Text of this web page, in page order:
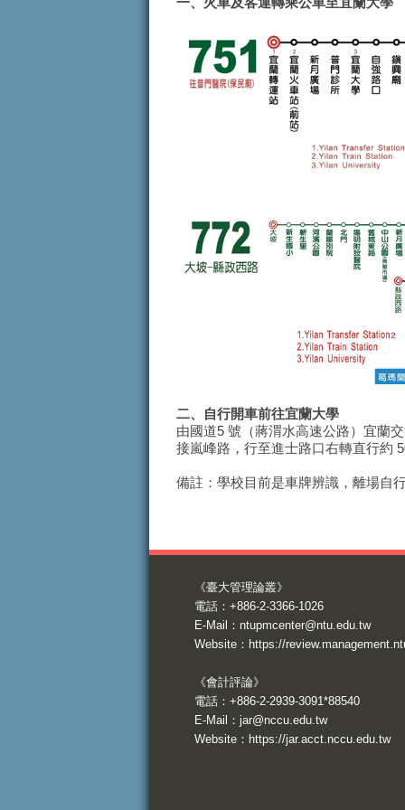
二、
自行開車前往宜蘭大學
由國道5 號（蔣渭水高速公路）宜蘭
接嵐峰路，行至進士路口右轉直行約
備註：學校目前是車牌辨識，離場自
《臺大管理論叢》
電話：+886-2-3366-1026
E-Mail： ntupmcenter@ntu.edu.tw
Website： https://
《會計評論》
電話：+886-2-2939-3091*88540
E-Mail： jar@nccu.edu.tw
Website： https://jar.acct.nccu.edu.tw